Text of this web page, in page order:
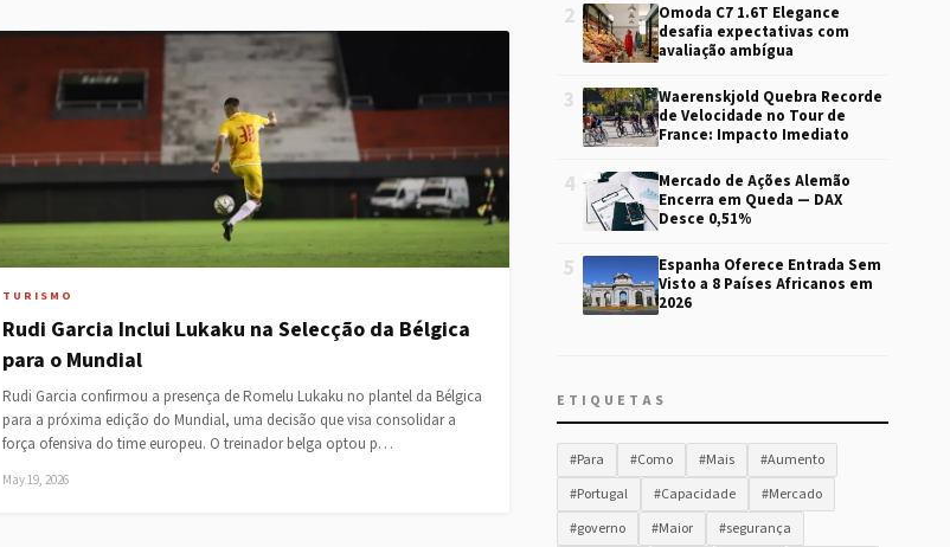
TURISMO
Rudi Garcia Inclui Lukaku na Selecção da Bélgica
para o Mundial
Rudi Garcia confirmou a presença de Romelu Lukaku no plantel da Bélgica
para a próxima edição do Mundial, uma decisão que visa consolidar a
força ofensiva do time europeu. O treinador belga optou p…
May 19, 2026
2
Omoda C7 1.6T Elegance
desafia expectativas com
avaliação ambígua
3
Waerenskjold Quebra Recorde
de Velocidade no Tour de
France: Impacto Imediato
4
Mercado de Ações Alemão
Encerra em Queda — DAX
Desce 0,51%
5
Espanha Oferece Entrada Sem
Visto a 8 Países Africanos em
2026
ETIQUETAS
#Para #Como #Mais
#Aumento
#Portugal
#Capacidade
#Mercado
#governo
#Maior
#segurança